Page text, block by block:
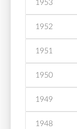
1953
1952
1951
1950
1949
1948